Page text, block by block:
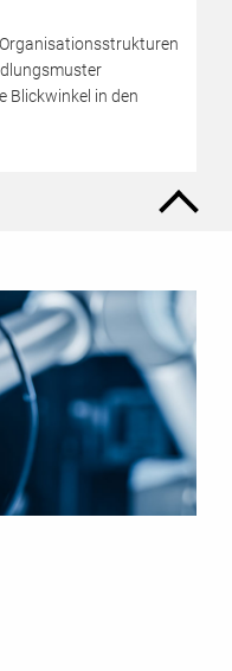
Blickwinkel in den